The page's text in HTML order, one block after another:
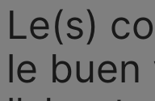
Le(s)
le